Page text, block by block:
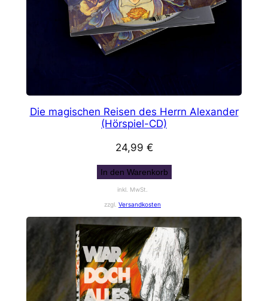
Die magischen Reisen des Herrn Alexander
(Hörspiel-CD)
24,99 €
In den Warenkorb
inkl. MwSt.
zzgl. Versandkosten